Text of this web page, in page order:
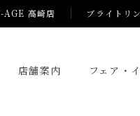
AGE 高崎店 ブライトリ
店舗案内 フェア・